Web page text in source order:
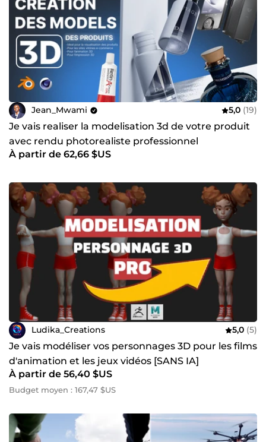
Jean_Mwami 5,0 (19)
Je vais realiser la modelisation 3d de votre produit
avec rendu photorealiste professionnel
À partir de 62,66 $US
Ludika_Creations 5,0 (5)
Je vais modéliser vos personnages 3D pour les films
d'animation et les jeux vidéos [SANS IA]
À partir de 56,40 $US
Budget moyen : 167,47 $US